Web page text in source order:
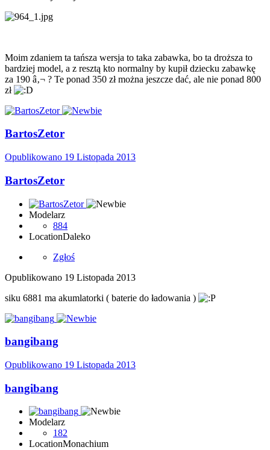
Moim zdaniem ta tańsza wersja to taka zabawka, bo ta droższa to
bardziej model, a z resztą kto normalny by kupił dziecku zabawkę
za 190 â‚¬ ? Te ponad 350 zł można jeszcze dać, ale nie ponad 800
zł
BartosZetor
Opublikowano 19 Listopada 2013
BartosZetor
Modelarz
884
LocationDaleko
Zgłoś
Opublikowano 19 Listopada 2013
siku 6881 ma akumlatorki ( baterie do ładowania )
bangibang
Opublikowano 19 Listopada 2013
bangibang
Modelarz
182
LocationMonachium